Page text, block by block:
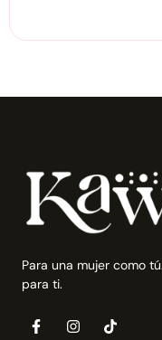
Para una mujer como
para ti.